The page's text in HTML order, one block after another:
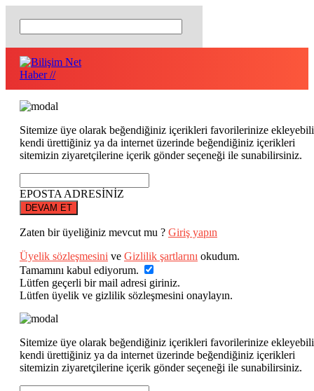
Sitemize üye olarak beğendiğiniz içerikleri favorilerinize
kendi ürettiğiniz ya da internet üzerinde beğendiğiniz içerikleri
sitemizin ziyaretçilerine içerik gönder seçeneği ile sunabilirsiniz.
EPOSTA ADRESİNİZ
DEVAM ET
Zaten bir üyeliğiniz mevcut mu ? Giriş yapın
Üyelik sözleşmesini ve Gizlilik şartlarını okudum.
Tamamını kabul ediyorum.
Lütfen geçerli bir mail adresi giriniz.
Lütfen üyelik ve gizlilik sözleşmesini onaylayın.
Sitemize üye olarak beğendiğiniz içerikleri favorilerinize
kendi ürettiğiniz ya da internet üzerinde beğendiğiniz içerikleri
sitemizin ziyaretçilerine içerik gönder seçeneği ile sunabilirsiniz.